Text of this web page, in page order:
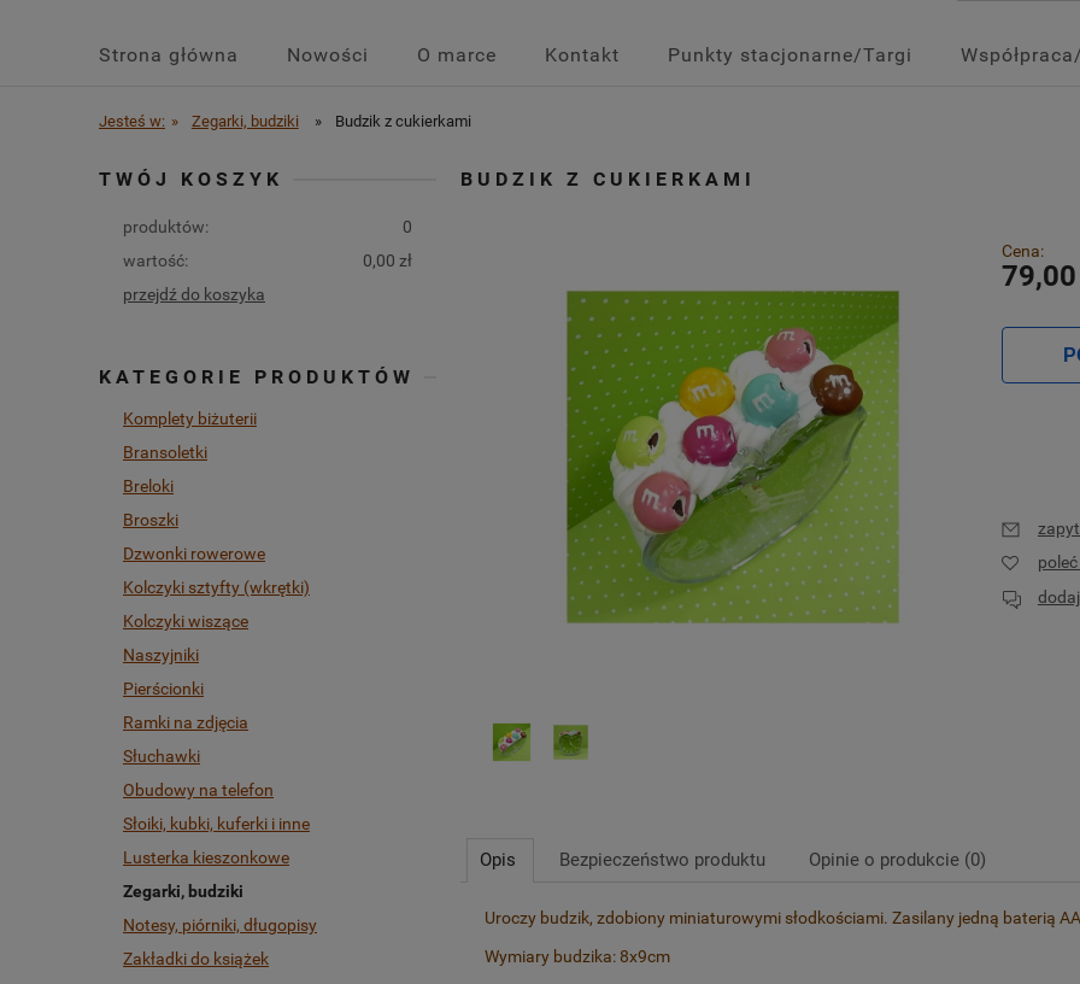
Strona główna Nowości O marce Kontakt Punkty stacjonarne/Targi
Jesteś w: » Zegarki, budziki » Budzik z cukierkami
TWÓJ KOSZYK
produktów:
0
wartość:
0,00 zł
przejdź do koszyka
KATEGORIE PRODUKTÓW
Komplety biżuterii
Bransoletki
Breloki
Broszki
Dzwonki rowerowe
Kolczyki sztyfty (wkrętki)
Kolczyki wiszące
Naszyjniki
Pierścionki
Ramki na zdjęcia
Słuchawki
Obudowy na telefon
Słoiki, kubki, kuferki i inne
Lusterka kieszonkowe
Zegarki, budziki
Notesy, piórniki, długopisy
Zakładki do książek
BUDZIK Z CUKIERKAMI
Cena:
79,00
Opis Bezpieczeństwo produktu Opinie o produkcie (0)
Uroczy budzik, zdobiony miniaturowymi słodkościami. Zasilany jedną baterią
Wymiary budzika: 8x9cm